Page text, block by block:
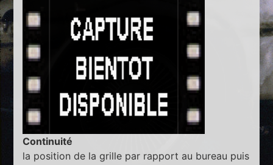
Continuité
la position de la grille par rapport au bureau puis